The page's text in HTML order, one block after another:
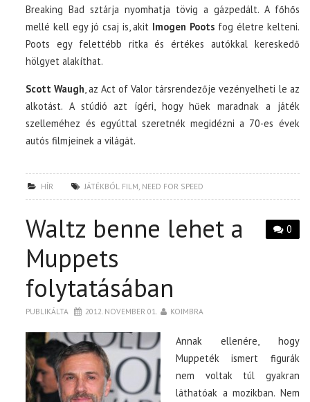
Breaking Bad sztárja nyomhatja tövig a gázpedált. A főhős
mellé kell egy jó csaj is, akit Imogen Poots fog életre kelteni.
Poots egy felettébb ritka és értékes autókkal kereskedő
hölgyet alakíthat.
Scott Waugh , az Act of Valor társrendezője vezényelheti le az
alkotást. A stúdió azt ígéri, hogy hűek maradnak a játék
szelleméhez és egyúttal szeretnék megidézni a 70-es évek
autós filmjeinek a világát.
HÍR JÁTÉKBÓL FILM NEED FOR SPEED
0
Waltz benne lehet a
Muppets
folytatásában
PUBLIKÁLTA 2012. NOVEMBER 01. KOIMBRA
Annak ellenére, hogy
Muppeték ismert figurák
nem voltak túl gyakran
láthatóak a mozikban. Nem